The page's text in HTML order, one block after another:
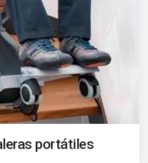
portátiles